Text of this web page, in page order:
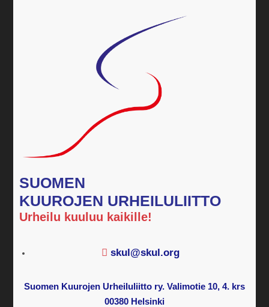
SUOMEN
KUUROJEN URHEILULIITTO
Urheilu kuuluu kaikille!
skul@skul.org
Suomen Kuurojen Urheiluliitto ry. Valimotie 10, 4. krs
00380 Helsinki